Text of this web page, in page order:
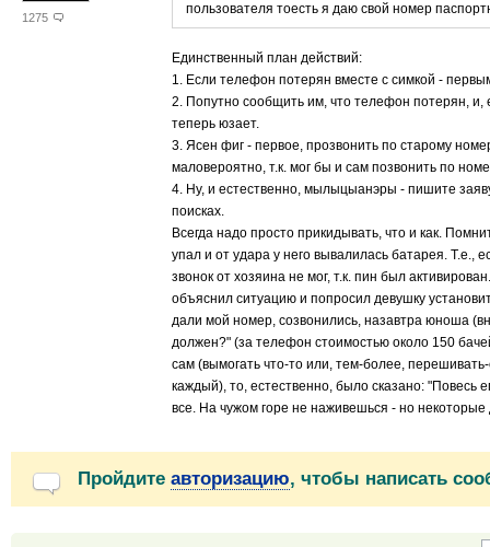
1275
пользователя тоесть я даю свой номер
Единственный план действий:
1. Если телефон потерян вместе с симкой -
2. Попутно сообщить им, что телефон потерян, и,
теперь юзает.
3. Ясен фиг - первое, прозвонить по старому
маловероятно, т.к. мог бы и сам позвонить по
4. Ну, и естественно, мылыцыанэры - пишите
поисках.
Всегда надо просто прикидывать, что и как.
упал и от удара у него вывалилась батарея. Т.е.,
звонок от хозяина не мог, т.к. пин был
объяснил ситуацию и попросил девушку
дали мой номер, созвонились, назавтра юноша
должен?" (за телефон стоимостью около 150
сам (вымогать что-то или, тем-более,
каждый), то, естественно, было сказано: "Повесь
все. На чужом горе не наживешься - но некоторые
Пройдите авторизацию, чтобы написать